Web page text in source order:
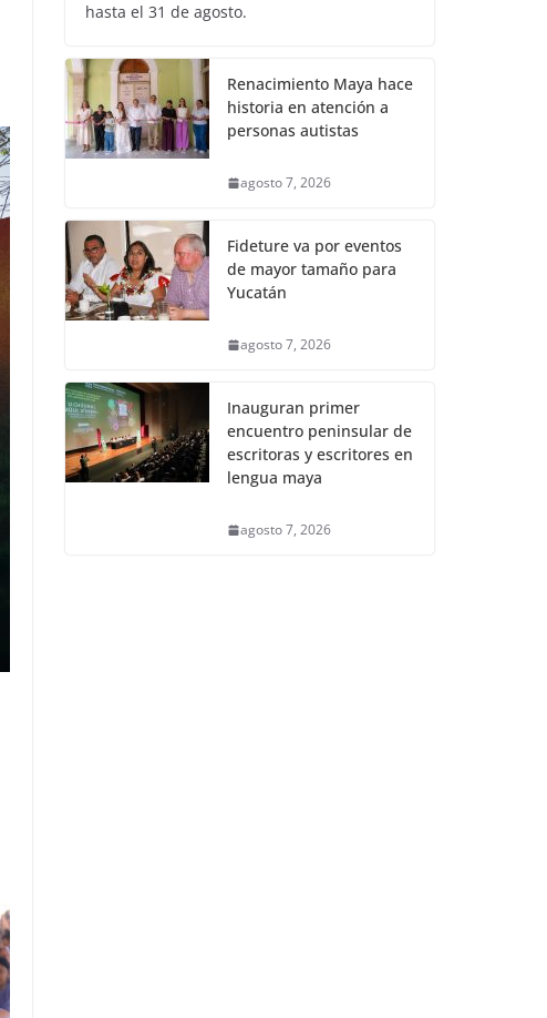
hasta el 31 de agosto.
Renacimiento Maya hace
historia en atención a
personas autistas
agosto 7, 2026
Fideture va por eventos
de mayor tamaño para
Yucatán
agosto 7, 2026
Inauguran primer
encuentro peninsular de
escritoras y escritores en
lengua maya
agosto 7, 2026